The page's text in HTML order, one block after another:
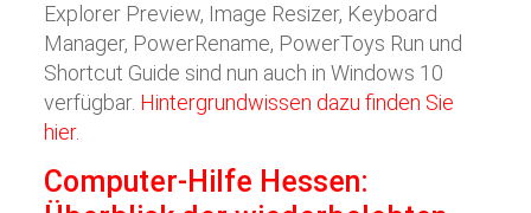
Explorer Preview, Image Resizer, Keyboard
Manager, PowerRename, PowerToys Run und
Shortcut Guide sind nun auch in Windows 10
verfügbar. Hintergrundwissen dazu finden Sie
hier.
Computer-Hilfe Hessen: